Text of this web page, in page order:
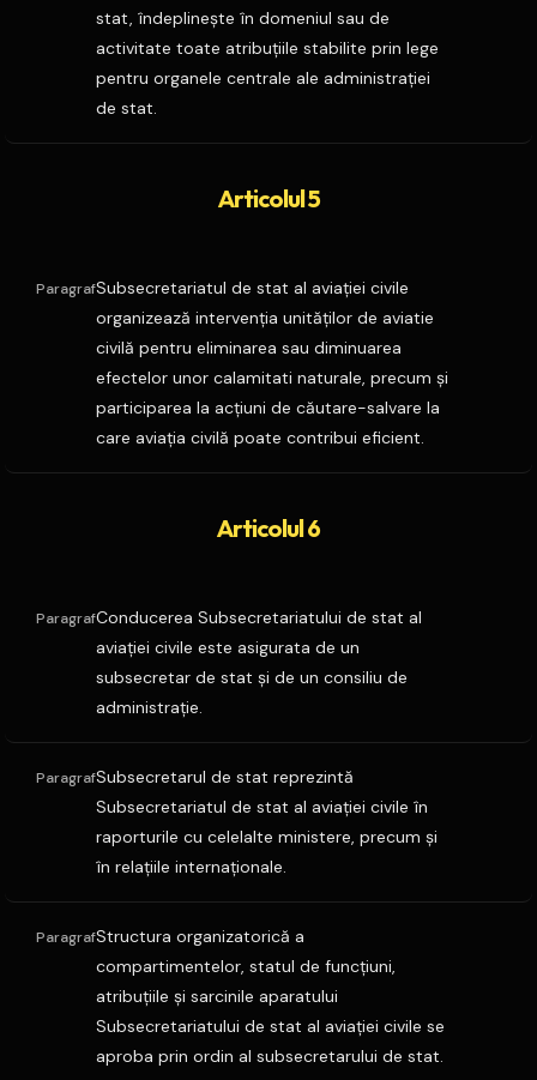
stat, îndeplineşte în domeniul sau de
activitate toate atribuţiile stabilite prin lege
pentru organele centrale ale administraţiei
de stat.
Articolul 5
ParagrafSubsecretariatul de stat al aviaţiei civile
organizează intervenţia unităţilor de aviatie
civilă pentru eliminarea sau diminuarea
efectelor unor calamitati naturale, precum şi
participarea la acţiuni de căutare-salvare la
care aviaţia civilă poate contribui eficient.
Articolul 6
ParagrafConducerea Subsecretariatului de stat al
aviaţiei civile este asigurata de un
subsecretar de stat şi de un consiliu de
administraţie.
ParagrafSubsecretarul de stat reprezintă
Subsecretariatul de stat al aviaţiei civile în
raporturile cu celelalte ministere, precum şi
în relaţiile internaţionale.
ParagrafStructura organizatorică a
compartimentelor, statul de funcţiuni,
atribuţiile şi sarcinile aparatului
Subsecretariatului de stat al aviaţiei civile se
aproba prin ordin al subsecretarului de stat.